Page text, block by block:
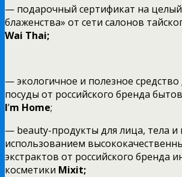
— подарочный сертификат на целый
блаженства» от сети салонов
Wai Thai;
— экологичное и полезное
посуды от российского бренда
I’m Home;
— beauty-продукты для лица, тела и
использованием
экстрактов от российского бренда
косметики Mixit;